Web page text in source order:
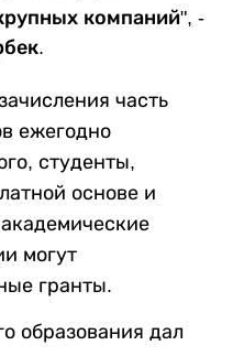
компаний", -
часть
ежегодно
студенты,
основе и
могут
гранты.
образования дал